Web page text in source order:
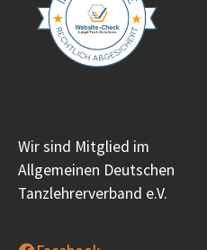
Wir sind Mitglied im
Allgemeinen Deutschen
Tanzlehrerverband e.V.